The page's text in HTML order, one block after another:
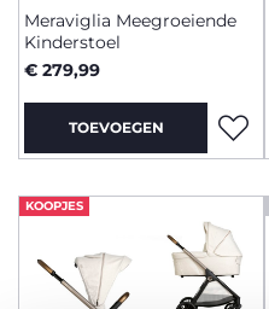
Meraviglia Meegroeiende
Kinderstoel
€ 279,99
TOEVOEGEN
KOOPJES